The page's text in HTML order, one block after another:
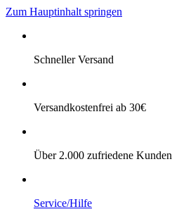
Zum Hauptinhalt springen
Schneller Versand
Versandkostenfrei ab 30€
Über 2.000 zufriedene Kunden
Service/Hilfe